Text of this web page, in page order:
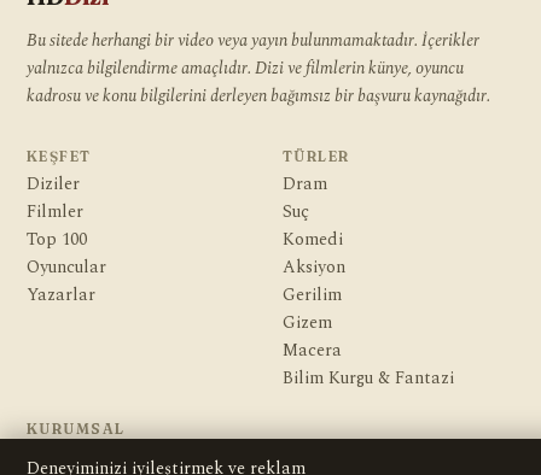
Bu sitede herhangi bir video veya yayın bulunmamaktadır. İçerikler
yalnızca bilgilendirme amaçlıdır. Dizi ve filmlerin künye, oyuncu
kadrosu ve konu bilgilerini derleyen bağımsız bir başvuru kaynağıdır.
KEŞFET
Diziler
Filmler
Top 100
Oyuncular
Yazarlar
TÜRLER
Dram
Suç
Komedi
Aksiyon
Gerilim
Gizem
Macera
Bilim Kurgu & Fantazi
KURUMSAL
Hakkımızda
Deneyiminizi iyileştirmek ve reklam